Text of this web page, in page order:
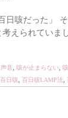
日咳だった」
えられていま
音 咳が止まらない
百日咳 百日咳LAMP法